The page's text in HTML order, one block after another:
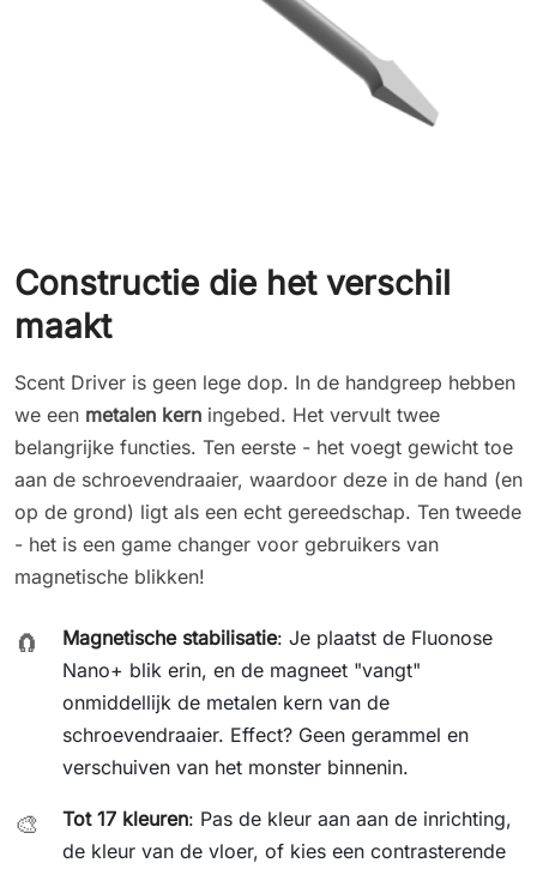
Constructie die het verschil
maakt
Scent Driver is geen lege dop. In de handgreep hebben
we een metalen kern ingebed. Het vervult twee
belangrijke functies. Ten eerste - het voegt gewicht toe
aan de schroevendraaier, waardoor deze in de hand (en
op de grond) ligt als een echt gereedschap. Ten tweede
- het is een game changer voor gebruikers van
magnetische blikken!
🧲 Magnetische stabilisatie: Je plaatst de Fluonose
Nano+ blik erin, en de magneet "vangt"
onmiddellijk de metalen kern van de
schroevendraaier. Effect? Geen gerammel en
verschuiven van het monster binnenin.
🎨 Tot 17 kleuren: Pas de kleur aan aan de inrichting,
de kleur van de vloer, of kies een contrasterende